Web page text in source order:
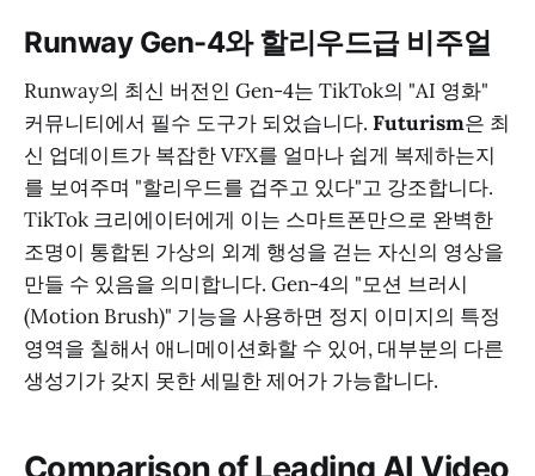
Runway Gen-4와 할리우드급 비주얼
Runway의 최신 버전인 Gen-4는 TikTok의 "AI 영화"
커뮤니티에서 필수 도구가 되었습니다. Futurism은 최
신 업데이트가 복잡한 VFX를 얼마나 쉽게 복제하는지
를 보여주며 "할리우드를 겁주고 있다"고 강조합니다.
TikTok 크리에이터에게 이는 스마트폰만으로 완벽한
조명이 통합된 가상의 외계 행성을 걷는 자신의 영상을
만들 수 있음을 의미합니다. Gen-4의 "모션 브러시
(Motion Brush)" 기능을 사용하면 정지 이미지의 특정
영역을 칠해서 애니메이션화할 수 있어, 대부분의 다른
생성기가 갖지 못한 세밀한 제어가 가능합니다.
Comparison of Leading AI Video